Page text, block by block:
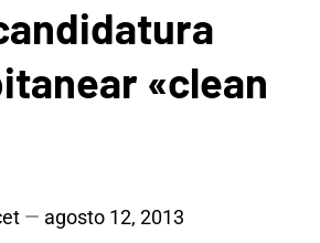
«clean
agosto 12, 2013